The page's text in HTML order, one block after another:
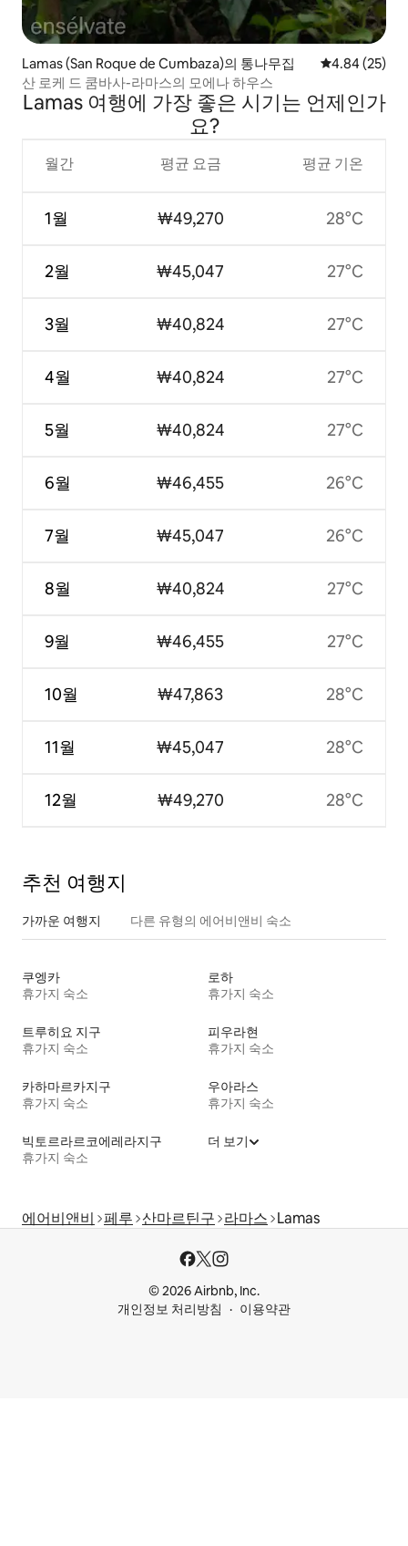
Lamas (San Roque de Cumbaza)의 통나무집 평점 4.84점(5
4.84 (25)
산 로케 드 쿰바사-라마스의 모에나 하우스
Lamas 여행에 가장 좋은 시기는 언제인가
요?
월간
1월
2월
3월
4월
5월
6월
7월
8월
9월
10월
11월
12월
평균 요금
₩49,270
₩45,047
₩40,824
₩40,824
₩40,824
₩46,455
₩45,047
₩40,824
₩46,455
₩47,863
₩45,047
₩49,270
평균 기온
28°C
27°C
27°C
27°C
27°C
26°C
26°C
27°C
27°C
28°C
28°C
28°C
추천 여행지
가까운 여행지 다른 유형의 에어비앤비 숙소
쿠엥카
휴가지 숙소
로하
휴가지 숙소
트루히요 지구
휴가지 숙소
피우라현
휴가지 숙소
카하마르카지구
휴가지 숙소
우아라스
휴가지 숙소
빅토르라르코에레라지구
휴가지 숙소
더 보기
에어비앤비 페루 산마르틴구 라마스 Lamas
© 2026 Airbnb, Inc.
개인정보 처리방침
이용약관